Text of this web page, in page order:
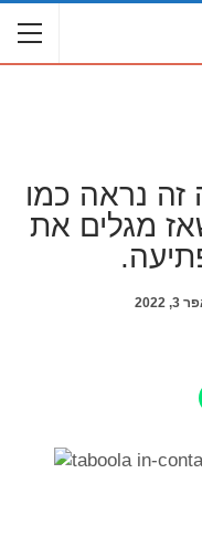
זה נראה כמו
מגלים את
3, 2022